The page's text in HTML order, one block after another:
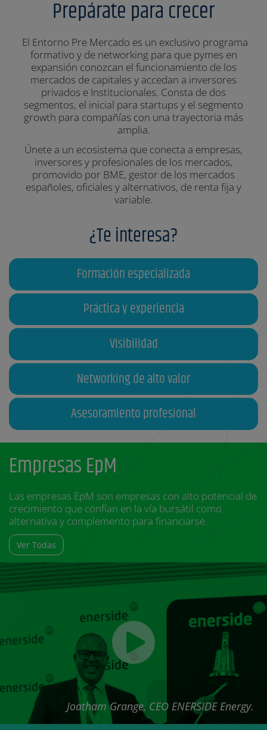
Prepárate para crecer
El Entorno Pre Mercado es un exclusivo programa
formativo y de networking para que pymes en
expansión conozcan el funcionamiento de los
mercados de capitales y accedan a inversores
privados e Institucionales. Consta de dos
segmentos, el inicial para startups y el segmento
growth para compañías con una trayectoria más
amplia.
Únete a un ecosistema que conecta a empresas,
inversores y profesionales de los mercados,
promovido por BME, gestor de los mercados
españoles, oficiales y alternativos, de renta fija y
variable.
¿Te interesa?
Formación especializada
Práctica y experiencia
Visibilidad
Networking de alto valor
Asesoramiento profesional
Empresas EpM
Las empresas EpM son empresas con alto potencial de
crecimiento que confían en la vía bursátil como
alternativa y complemento para financiarse.
Ver Todas
Joatham Grange, CEO ENERSIDE Energy.